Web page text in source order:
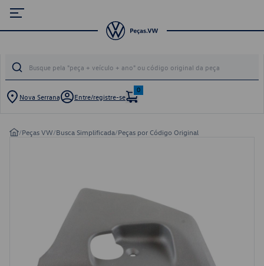
Nova Serrana Entre/registre-se
0
/Peças VW/Busca Simplificada/Peças por Código Original